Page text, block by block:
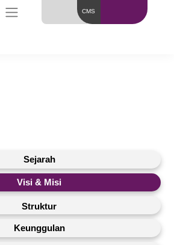
CMS
Sejarah
Visi & Misi
Struktur
Keunggulan